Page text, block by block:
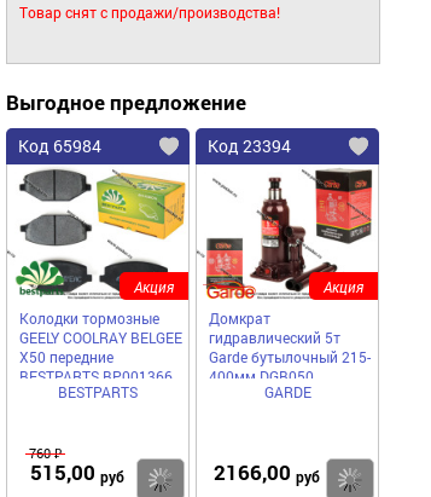
Товар снят с продажи/производства!
Выгодное предложение
Код 65984
Колодки тормозные
GEELY COOLRAY BELGEE
X50 передние
BESTPARTS BP001366
BESTPARTS
760 ₽
515,00 руб Купить
Акция
Код 23394
Домкрат
гидравлический 5т
Garde бутылочный 215-
400мм DGB050
GARDE
2166,00 руб
Акция